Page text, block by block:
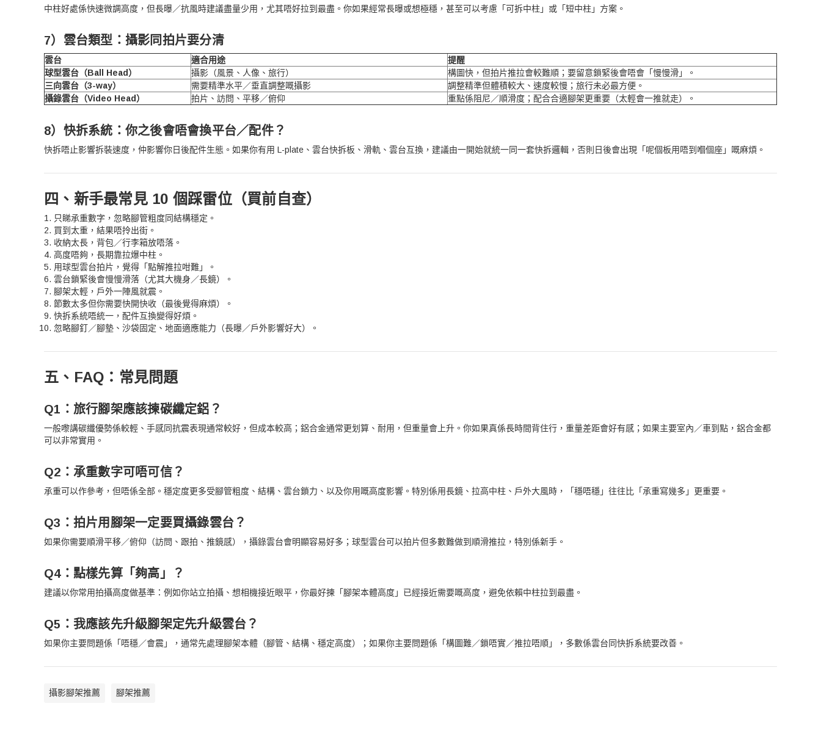
中柱好處係快速微調高度，但長曝／抗風時建議盡量少用，尤其唔好拉到最盡。你如果經常長曝或想極穩，甚至可以考慮「可拆中柱」或「短中柱」方案。
7）雲台類型：攝影同拍片要分清
雲台 適合用途
提醒
球型雲台（Ball Head）
攝影（風景、人像、旅行）
構圖快，但拍片推拉會較難順；要留意鎖緊後會唔會「慢慢滑」。
三向雲台（3-way）
需要精準水平／垂直調整嘅攝影
調整精準但體積較大、速度較慢；旅行未必最方便。
攝錄雲台（Video Head）
拍片、訪問、平移／俯仰 重點係阻尼／順滑度；配合合適腳架更重要（太輕會一推就走）。
8）快拆系統：你之後會唔會換平台／配件？
快拆唔止影響拆裝速度，仲影響你日後配件生態。如果你有用 L-plate、雲台快拆板、滑軌、雲台互換，建議由一開始就統一同一套快拆邏輯，否則日後會出現「呢個板用唔到嗰個座」嘅麻煩。
四、新手最常見 10 個踩雷位（買前自查）
只睇承重數字，忽略腳管粗度同結構穩定。
買到太重，結果唔拎出街。
收納太長，背包／行李箱放唔落。
高度唔夠，長期靠拉爆中柱。
用球型雲台拍片，覺得「點解推拉咁難」。
雲台鎖緊後會慢慢滑落（尤其大機身／長鏡）。
腳架太輕，戶外一陣風就震。
節數太多但你需要快開快收（最後覺得麻煩）。
快拆系統唔統一，配件互換變得好煩。
忽略腳釘／腳墊、沙袋固定、地面適應能力（長曝／戶外影響好大）。
五、FAQ：常見問題
Q1：旅行腳架應該揀碳纖定鋁？
一般嚟講碳纖優勢係較輕、手感同抗震表現通常較好，但成本較高；鋁合金通常更划算、耐用，但重量會上升。你如果真係長時間背住行，重量差距會好有感；如果主要室內／車到點，鋁合金都
可以非常實用。
Q2：承重數字可唔可信？
承重可以作參考，但唔係全部。穩定度更多受腳管粗度、結構、雲台鎖力、以及你用嘅高度影響。特別係用長鏡、拉高中柱、戶外大風時，「穩唔穩」往往比「承重寫幾多」更重要。
Q3：拍片用腳架一定要買攝錄雲台？
如果你需要順滑平移／俯仰（訪問、跟拍、推鏡感），攝錄雲台會明顯容易好多；球型雲台可以拍片但多數難做到順滑推拉，特別係新手。
Q4：點樣先算「夠高」？
建議以你常用拍攝高度做基準：例如你站立拍攝、想相機接近眼平，你最好揀「腳架本體高度」已經接近需要嘅高度，避免依賴中柱拉到最盡。
Q5：我應該先升級腳架定先升級雲台？
如果你主要問題係「唔穩／會震」，通常先處理腳架本體（腳管、結構、穩定高度）；如果你主要問題係「構圖難／鎖唔實／推拉唔順」，多數係雲台同快拆系統要改善。
攝影腳架推薦 腳架推薦